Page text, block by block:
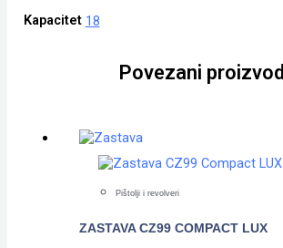
Kapacitet 18
Povezani
Pištolji i revolveri
ZASTAVA CZ99 COMPACT LUX